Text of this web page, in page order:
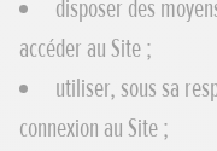
disposer des
accéder au Site ;
utiliser, sous sa
connexion au Site ;